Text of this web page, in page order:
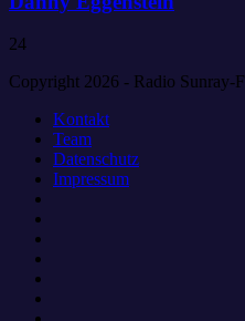
24
Copyright 2026 - Radio Sunray-
Kontakt
Team
Datenschutz
Impressum